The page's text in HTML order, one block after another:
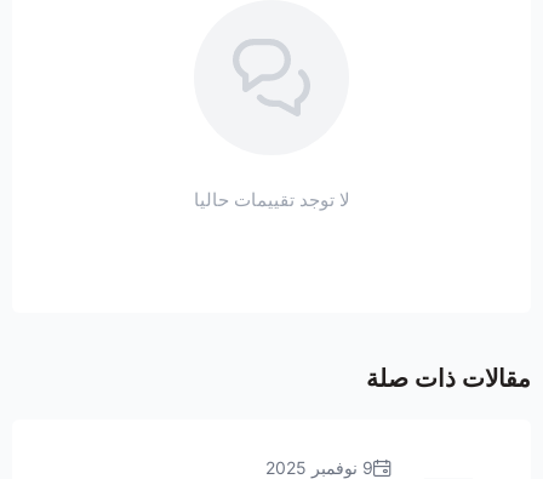
لا توجد تقييمات حاليا
مقالات ذات صلة
9 نوفمبر 2025